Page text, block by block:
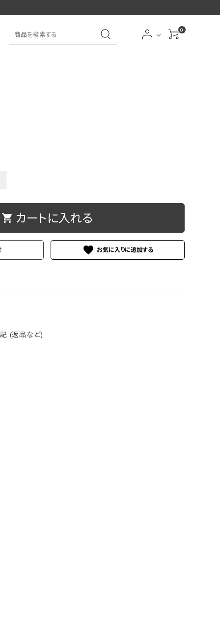
限定品
アイシャドーブラシ
ケース 洗浄剤・その他
0
shopping_cart カートに入れる
favorite
(返品など)